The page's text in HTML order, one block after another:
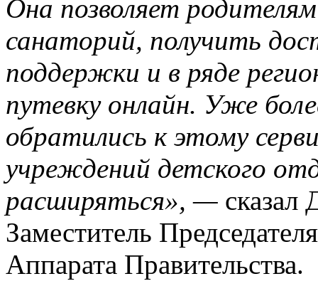
Она позволяет
санаторий, получить
поддержки и в ряде
путевку онлайн. Уже
обратились к этому
учреждений детского
расширяться», — сказал
Заместитель
Аппарата Правительства.